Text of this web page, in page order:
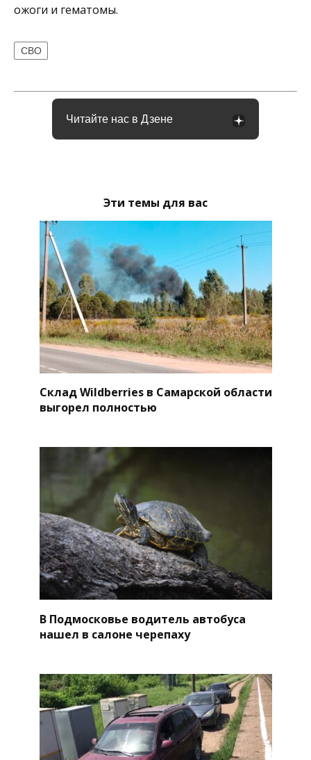
ожоги и гематомы.
СВО
Читайте нас в Дзене
Эти темы для вас
Склад Wildberries в Самарской области
выгорел полностью
В Подмосковье водитель автобуса
нашел в салоне черепаху